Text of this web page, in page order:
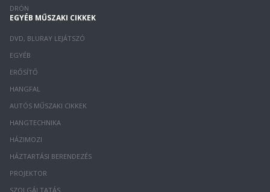
DRÓN
EGYÉB MŰSZAKI CIKKEK
DVD, BLURAY LEJÁTSZÓ
EGYÉB
ERŐSÍTŐ
HANGFAL
AUTÓS MŰSZAKI CIKKEK
HANGTECHNIKA
HÁZIMOZI
HÁZTARTÁSI BERENDEZÉS
PROJEKTOR
SZOLGÁLTATÁS